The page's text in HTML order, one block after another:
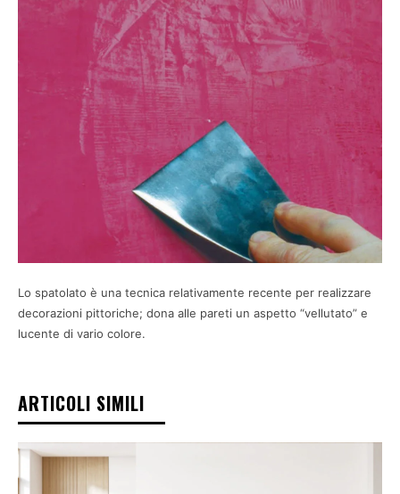
Lo spatolato è una tecnica relativamente recente per realizzare
decorazioni pittoriche; dona alle pareti un aspetto “vellutato” e
lucente di vario colore.
ARTICOLI SIMILI